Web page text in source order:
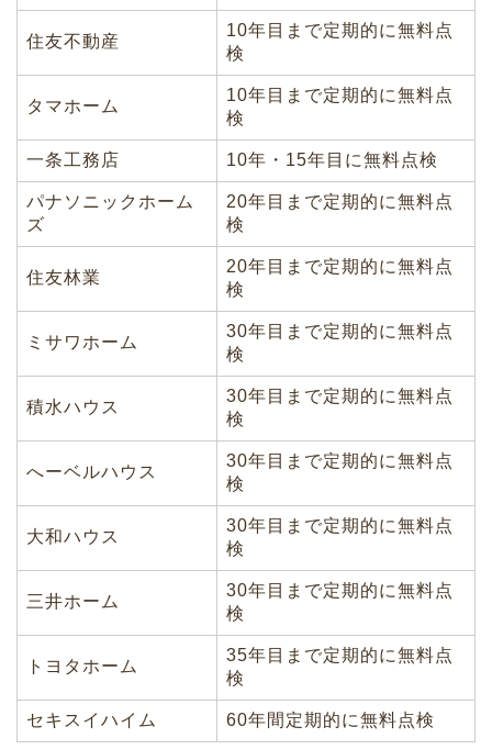
住友不動産
10年目まで定期的に無料点
検
タマホーム
10年目まで定期的に無料点
検
一条工務店 10年・15年目に無料点検
パナソニックホーム
ズ
20年目まで定期的に無料点
検
住友林業
20年目まで定期的に無料点
検
ミサワホーム
30年目まで定期的に無料点
検
積水ハウス
30年目まで定期的に無料点
検
へーベルハウス
30年目まで定期的に無料点
検
大和ハウス
30年目まで定期的に無料点
検
三井ホーム
30年目まで定期的に無料点
検
トヨタホーム
35年目まで定期的に無料点
検
セキスイハイム 60年間定期的に無料点検